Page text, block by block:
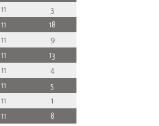
11
3
11
18
11
9
11
13
11
4
11
5
11
1
11 8